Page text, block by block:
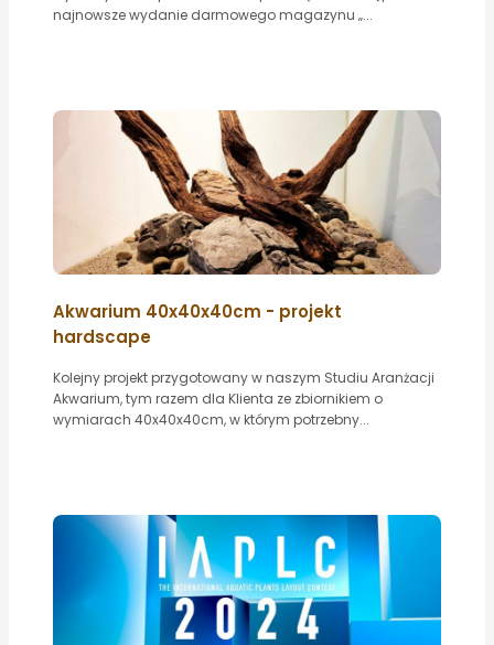
najnowsze wydanie darmowego magazynu „...
Akwarium 40x40x40cm - projekt
hardscape
Kolejny projekt przygotowany w naszym Studiu Aranżacji
Akwarium, tym razem dla Klienta ze zbiornikiem o
wymiarach 40x40x40cm, w którym potrzebny...